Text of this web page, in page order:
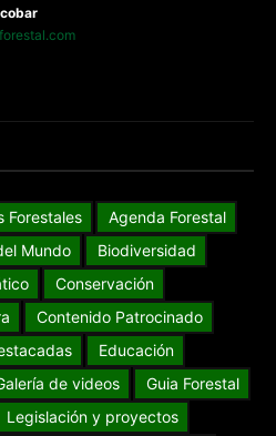
Forestales
Agenda Forestal
Mundo
Biodiversidad
Conservación
Contenido Patrocinado
Educación
de videos
Guia Forestal
Legislación y proyectos